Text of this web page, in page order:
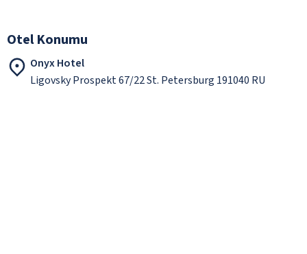
Otel Konumu
Onyx Hotel
Ligovsky Prospekt 67/22 St. Petersburg 191040 RU